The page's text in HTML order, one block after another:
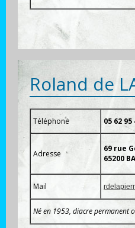
Roland de
Téléphone 05 62 95
Adresse
69 rue
65200
Mail
Né en 1953, diacre permanent